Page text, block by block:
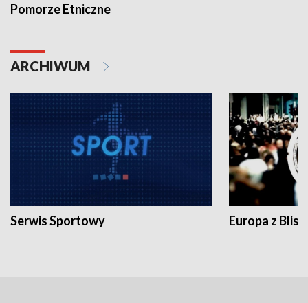
Pomorze Etniczne
ARCHIWUM
Serwis Sportowy Europa z